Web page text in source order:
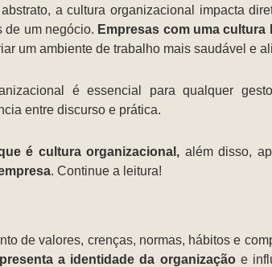
a cultura organizacional impacta
de um negócio. Empresas com uma
um ambiente de trabalho mais saudável e
é essencial para qualquer
entre discurso e prática.
é cultura organizacional, além disso,
. Continue a leitura!
de valores, crenças, normas, hábitos e
a identidade da organização e